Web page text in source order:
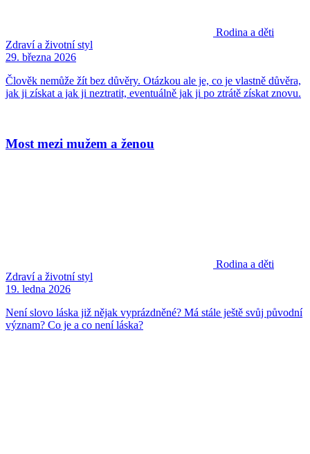
Rodina a děti
Zdraví a životní styl
29. března 2026
Člověk nemůže žít bez důvěry. Otázkou ale je, co je vlastně důvěra,
jak ji získat a jak ji neztratit, eventuálně jak ji po ztrátě získat znovu.
Most mezi mužem a ženou
Rodina a děti
Zdraví a životní styl
19. ledna 2026
Není slovo láska již nějak vyprázdněné? Má stále ještě svůj původní
význam? Co je a co není láska?